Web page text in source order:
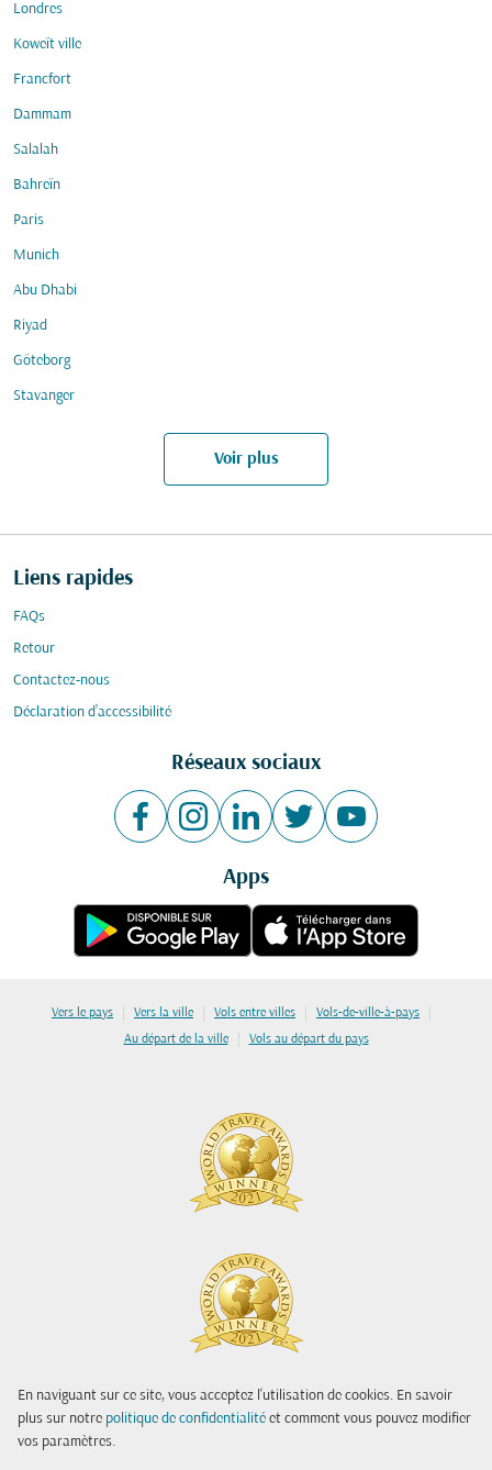
En naviguant sur ce site, vous acceptez l'utilisation de cookies. En savoir
plus sur notre politique de confidentialité et comment vous pouvez modifier
vos paramètres.
Londres
Koweït ville
Francfort
Dammam
Salalah
Bahreïn
Paris
Munich
Abu Dhabi
Riyad
Göteborg
Stavanger
Voir plus
Liens rapides
FAQs
Retour
Contactez-nous
Déclaration d’accessibilité
Réseaux sociaux
Apps
Vers le pays | Vers la ville | Vols entre villes | Vols-de-ville-à-pays |
Au départ de la ville | Vols au départ du pays